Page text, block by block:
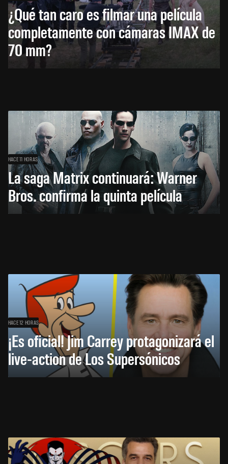
¿Qué tan caro es filmar una película
completamente con cámaras IMAX de
70 mm?
HACE 11 HORAS
La saga Matrix continuará: Warner
Bros. confirma la quinta película
HACE 12 HORAS
¡Es oficial! Jim Carrey protagonizará el
live-action de Los Supersónicos